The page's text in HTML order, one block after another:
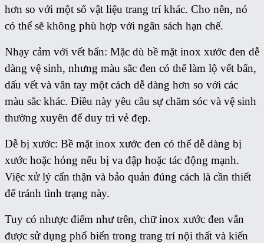
hơn so với một số vật liệu trang trí khác. Cho nên, nó
có thể sẽ không phù hợp với ngân sách hạn chế.
Nhạy cảm với vết bẩn: Mặc dù bề mặt inox xước đen dễ
dàng vệ sinh, nhưng màu sắc đen có thể làm lộ vết bẩn,
dấu vết và vân tay một cách dễ dàng hơn so với các
màu sắc khác. Điều này yêu cầu sự chăm sóc và vệ sinh
thường xuyên để duy trì vẻ đẹp.
Dễ bị xước: Bề mặt inox xước đen có thể dễ dàng bị
xước hoặc hỏng nếu bị va đập hoặc tác động mạnh.
Việc xử lý cẩn thận và bảo quản đúng cách là cần thiết
để tránh tình trạng này.
Tuy có nhược điểm như trên, chữ inox xước đen vẫn
được sử dụng phổ biến trong trang trí nội thất và kiến